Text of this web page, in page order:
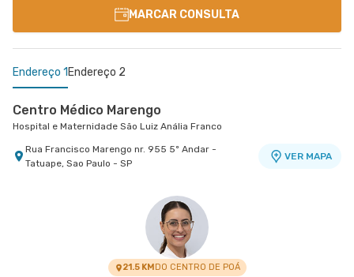
MARCAR CONSULTA
Endereço 1 Endereço 2
Centro Médico Marengo
Hospital e Maternidade São Luiz Anália Franco
Rua Francisco Marengo nr. 955 5º Andar -
Tatuape, Sao Paulo - SP
VER MAPA
Hospital e Maternidade São Luiz São Caetano
Alameda Caulim nr. 115 1° Andar - Ceramica, Sao
21.5 KMDO CENTRO DE POÁ